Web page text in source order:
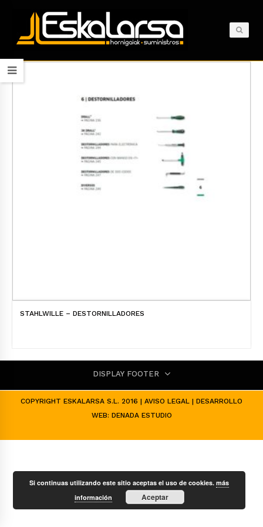
STAHLWILLE – DESTORNILLADORES
DISPLAY FOOTER
COPYRIGHT ESKALARSA S.L. 2016 | AVISO LEGAL | DESARROLLO
WEB: DENADA ESTUDIO
Si continuas utilizando este sitio aceptas el uso de cookies.más
información
Aceptar